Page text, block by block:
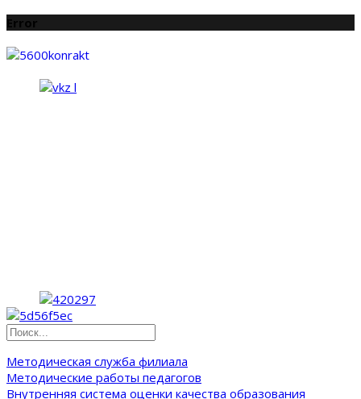
Error
Методическая служба филиала
Методические работы педагогов
Внутренняя система оценки качества образования